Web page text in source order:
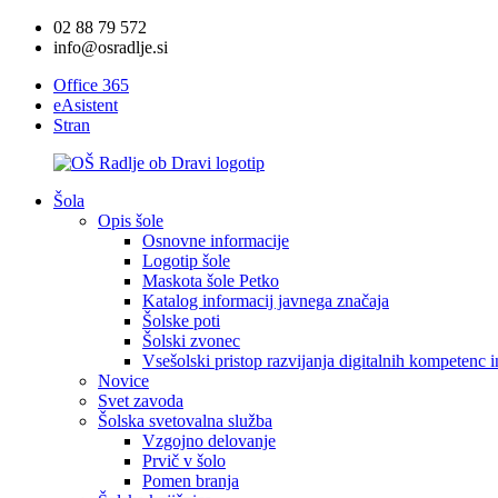
02 88 79 572
info@osradlje.si
Office 365
eAsistent
Stran
Šola
Opis šole
Osnovne informacije
Logotip šole
Maskota šole Petko
Katalog informacij javnega značaja
Šolske poti
Šolski zvonec
Vsešolski pristop razvijanja digitalnih kompetenc
Novice
Svet zavoda
Šolska svetovalna služba
Vzgojno delovanje
Prvič v šolo
Pomen branja